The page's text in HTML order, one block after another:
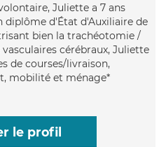
Juliette a 7 ans
diplôme d'État d'Auxiliaire de
bien la trachéotomie /
cérébraux, Juliette
de courses/livraison,
mobilité et ménage*
le profil